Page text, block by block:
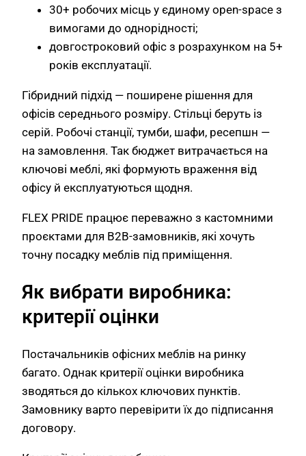
30+ робочих місць у єдиному open-space з
вимогами до однорідності;
довгостроковий офіс з розрахунком на 5+
років експлуатації.
Гібридний підхід — поширене рішення для
офісів середнього розміру. Стільці беруть із
серій. Робочі станції, тумби, шафи, ресепшн —
на замовлення. Так бюджет витрачається на
ключові меблі, які формують враження від
офісу й експлуатуються щодня.
FLEX PRIDE працює переважно з кастомними
проєктами для B2B-замовників, які хочуть
точну посадку меблів під приміщення.
Як вибрати виробника:
критерії оцінки
Постачальників офісних меблів на ринку
багато. Однак критерії оцінки виробника
зводяться до кількох ключових пунктів.
Замовнику варто перевірити їх до підписання
договору.